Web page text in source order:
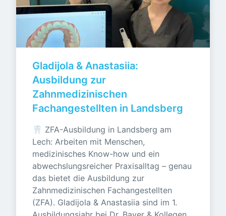
Gladijola & Anastasiia:
Ausbildung zur
Zahnmedizinischen
Fachangestellten in Landsberg
🦷 ZFA-Ausbildung in Landsberg am
Lech: Arbeiten mit Menschen,
medizinisches Know-how und ein
abwechslungsreicher Praxisalltag – genau
das bietet die Ausbildung zur
Zahnmedizinischen Fachangestellten
(ZFA). Gladijola & Anastasiia sind im 1.